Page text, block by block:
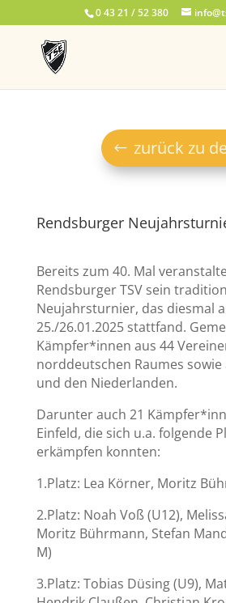
0 43 21 / 52 380
zurück zu
Rendsburger
Bereits zum 40. Mal
Rendsburger TSV sein
Neujahrsturnier, das diesmal
25./26.01.2025 stattfand.
Kämpfer*innen aus 44
norddeutschen Raumes
und den Niederlanden.
Darunter auch 21
Einfeld, die sich u.a. folgende
erkämpfen konnten:
1.Platz: Lea Körner, Moritz
2.Platz: Noah Voß (U12),
Moritz Bührmann, Stefan
M)
3.Platz: Tobias Düsing (U9),